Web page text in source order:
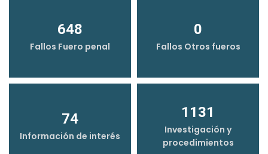
648
Fallos Fuero penal
0
Fallos Otros fueros
74
Información de interés
1131
Investigación y
procedimientos